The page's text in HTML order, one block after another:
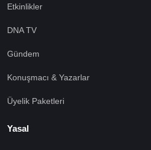
Etkinlikler
DNA TV
Gündem
Konuşmacı & Yazarlar
Üyelik Paketleri
Yasal